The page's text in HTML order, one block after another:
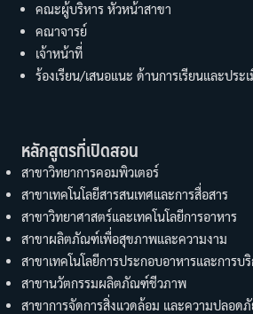
คณะผู้บริหาร หัวหน้าสาขา
คณาจารย์
เจ้าหน้าที่
ร้องเรียน/เสนอแนะ ด้านการเรียนและประ
หลักสูตรที่เปิดสอน
สาขาวิทยาการคอมพิวเตอร์
สาขาเทคโนโลยีสารสนเทศและการสื่อสาร
สาขาวิทยาศาสตร์และเทคโนโลยีการอาหาร
สาขาผลิตภัณฑ์เพื่อสุขภาพและความงาม
สาขาเทคโนโลยีการประกอบอาหารและการบ
สาขานวัตกรรมผลิตภัณฑ์ชีวภาพ
สาขาการจัดการสิ่งแวดล้อม และความปลอด